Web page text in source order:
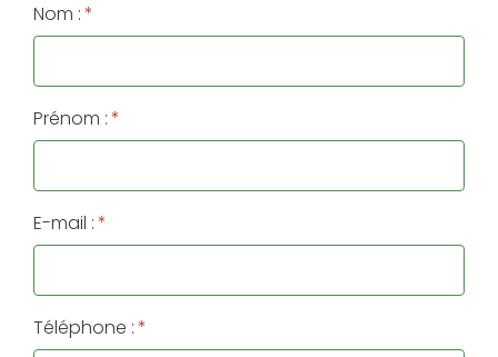
Nom :*
Prénom :*
E-mail :*
Téléphone :*